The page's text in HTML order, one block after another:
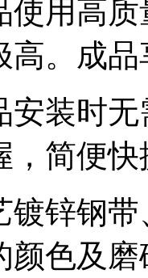
使用高
高。成
安装时
，简便
镀锌钢
颜色及